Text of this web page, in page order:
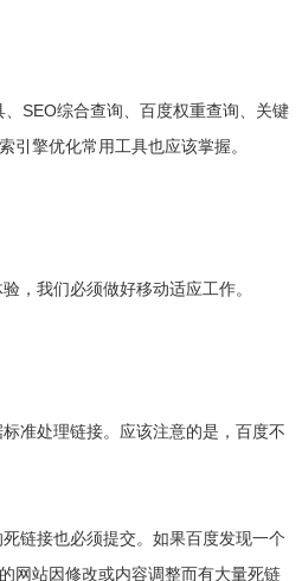
SEO综合查询、百度权重查询、关键
引擎优化常用工具也应该掌握。
，我们必须做好移动适应工作。
准处理链接。应该注意的是，百度不
链接也必须提交。如果百度发现一个
网站因修改或内容调整而有大量死链